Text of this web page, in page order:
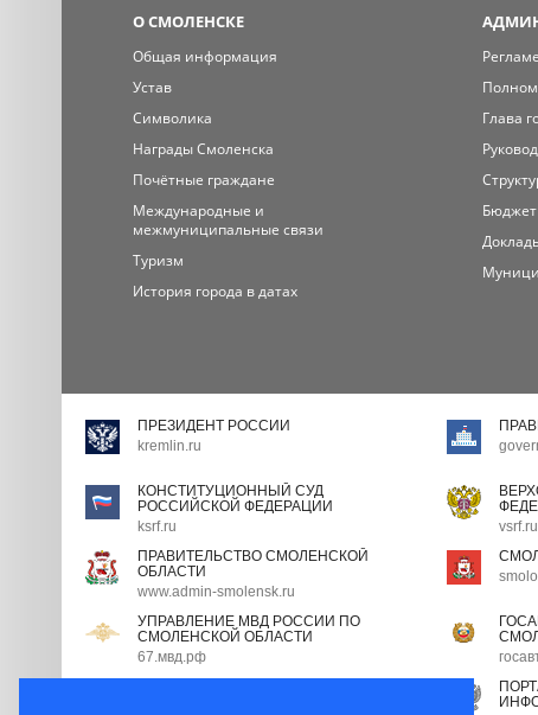
О СМОЛЕНСКЕ
Общая информация
Устав
Символика
Награды Смоленска
Почётные граждане
Международные и
межмуниципальные связи
Туризм
История города в датах
Глава
Бюджет
ПРЕЗИДЕНТ РОССИИ
kremlin.ru
КОНСТИТУЦИОННЫЙ СУД
РОССИЙСКОЙ ФЕДЕРАЦИИ
ksrf.ru
vsrf.ru
ПРАВИТЕЛЬСТВО СМОЛЕНСКОЙ
ОБЛАСТИ
www.admin-smolensk.ru
УПРАВЛЕНИЕ МВД РОССИИ ПО
СМОЛЕНСКОЙ ОБЛАСТИ
67.мвд.рф